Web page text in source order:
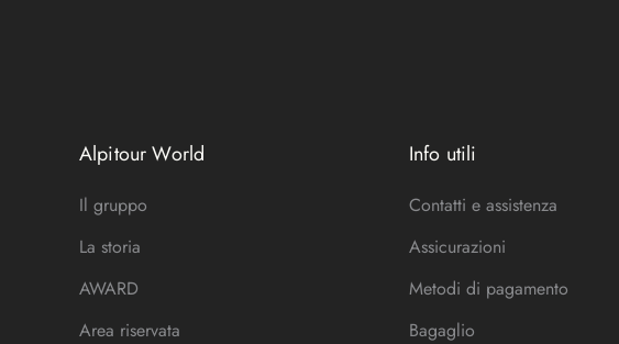
Alpitour World
Il gruppo
La storia
AWARD
Area riservata
Info utili
Contatti e assistenza
Assicurazioni
Metodi di pagamento
Bagaglio